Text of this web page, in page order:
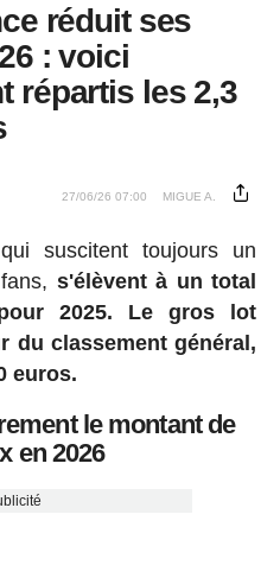
réduit ses
: voici
répartis les 2,3
27/06/26 07:00 MIGUE A.
suscitent toujours un
s'élèvent à un total
2025.
Le gros lot
du classement général,
euros.
le montant de
en 2026